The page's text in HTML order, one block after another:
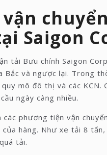
Saigon
tải Bưu chính Saigon
Bắc và ngược lại. Trong
mô đô thị và các KCN.
ngày càng nhiều.
các phương tiện vận
hàng. Như xe tải 8
tải.